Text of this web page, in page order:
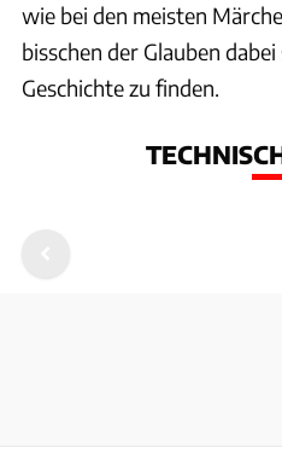
wie bei den meisten
bisschen der Glauben
Geschichte zu finden.